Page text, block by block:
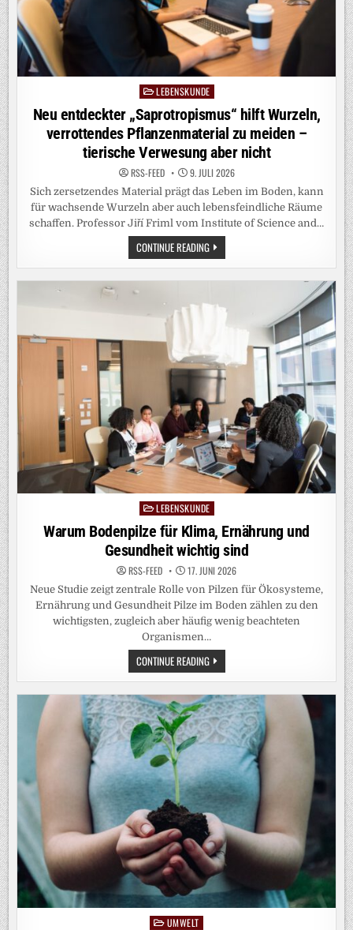
Posted
in
LEBENSKUNDE
Neu entdeckter „Saprotropismus“ hilft Wurzeln,
verrottendes Pflanzenmaterial zu meiden –
tierische Verwesung aber nicht
RSS-FEED 9. JULI 2026
Sich zersetzendes Material prägt das Leben im Boden, kann
für wachsende Wurzeln aber auch lebensfeindliche Räume
schaffen. Professor Jiří Friml vom Institute of Science and…
CONTINUE READINGNEU
ENTDECKTER
„SAPROTROPISMUS“
PFLANZENMATERIAL
MEIDEN
VERWESUNG
ABER
NICHT
Posted
in
LEBENSKUNDE
Warum Bodenpilze für Klima, Ernährung und
Gesundheit wichtig sind
RSS-FEED 17. JUNI 2026
Neue Studie zeigt zentrale Rolle von Pilzen für Ökosysteme,
Ernährung und Gesundheit Pilze im Boden zählen zu den
wichtigsten, zugleich aber häufig wenig beachteten
Organismen…
CONTINUE READINGWARUM
BODENPILZE
FÜR
ERNÄHRUNG
UND
GESUNDHEIT
WICHTIG
SIND
PostedUMWELT